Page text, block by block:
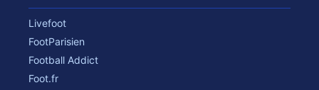
Livefoot
FootParisien
Football Addict
Foot.fr